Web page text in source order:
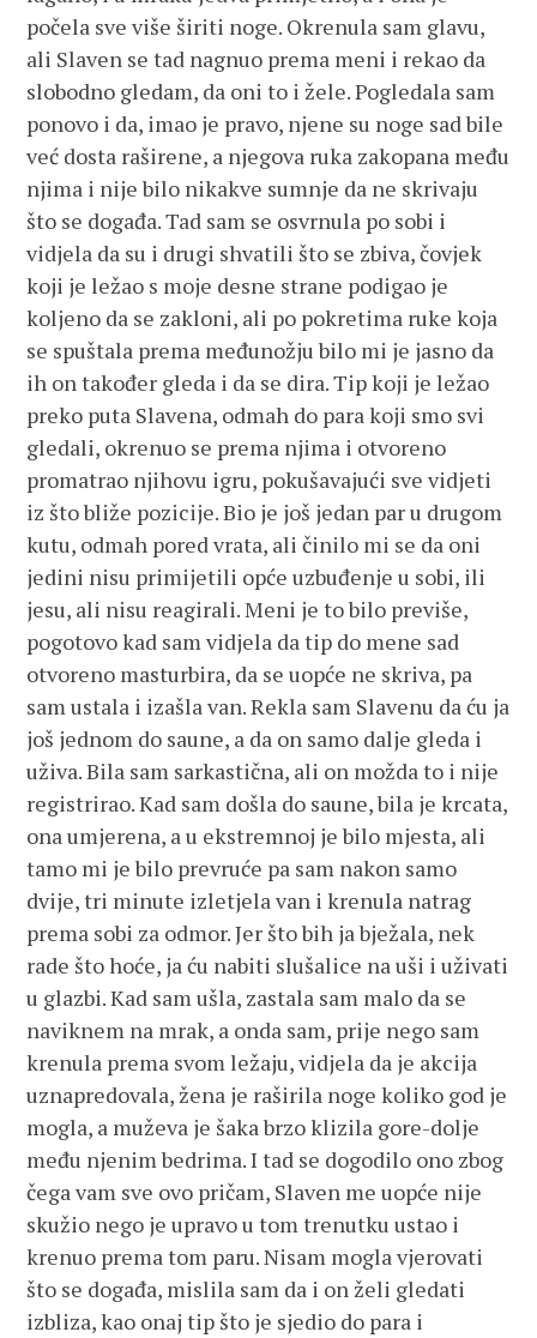
počela sve više širiti noge. Okrenula sam glavu,
ali Slaven se tad nagnuo prema meni i rekao da
slobodno gledam, da oni to i žele. Pogledala sam
ponovo i da, imao je pravo, njene su noge sad bile
već dosta raširene, a njegova ruka zakopana među
njima i nije bilo nikakve sumnje da ne skrivaju
što se događa. Tad sam se osvrnula po sobi i
vidjela da su i drugi shvatili što se zbiva, čovjek
koji je ležao s moje desne strane podigao je
koljeno da se zakloni, ali po pokretima ruke koja
se spuštala prema međunožju bilo mi je jasno da
ih on također gleda i da se dira. Tip koji je ležao
preko puta Slavena, odmah do para koji smo svi
gledali, okrenuo se prema njima i otvoreno
promatrao njihovu igru, pokušavajući sve vidjeti
iz što bliže pozicije. Bio je još jedan par u drugom
kutu, odmah pored vrata, ali činilo mi se da oni
jedini nisu primijetili opće uzbuđenje u sobi, ili
jesu, ali nisu reagirali. Meni je to bilo previše,
pogotovo kad sam vidjela da tip do mene sad
otvoreno masturbira, da se uopće ne skriva, pa
sam ustala i izašla van. Rekla sam Slavenu da ću ja
još jednom do saune, a da on samo dalje gleda i
uživa. Bila sam sarkastična, ali on možda to i nije
registrirao. Kad sam došla do saune, bila je krcata,
ona umjerena, a u ekstremnoj je bilo mjesta, ali
tamo mi je bilo prevruće pa sam nakon samo
dvije, tri minute izletjela van i krenula natrag
prema sobi za odmor. Jer što bih ja bježala, nek
rade što hoće, ja ću nabiti slušalice na uši i uživati
u glazbi. Kad sam ušla, zastala sam malo da se
naviknem na mrak, a onda sam, prije nego sam
krenula prema svom ležaju, vidjela da je akcija
uznapredovala, žena je raširila noge koliko god je
mogla, a muževa je šaka brzo klizila gore-dolje
među njenim bedrima. I tad se dogodilo ono zbog
čega vam sve ovo pričam, Slaven me uopće nije
skužio nego je upravo u tom trenutku ustao i
krenuo prema tom paru. Nisam mogla vjerovati
što se događa, mislila sam da i on želi gledati
izbliza, kao onaj tip što je sjedio do para i